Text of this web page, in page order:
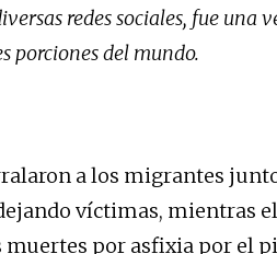
redes sociales, fue una
porciones del mundo.
a los migrantes
víctimas, mientras el
muertes por asfixia por el